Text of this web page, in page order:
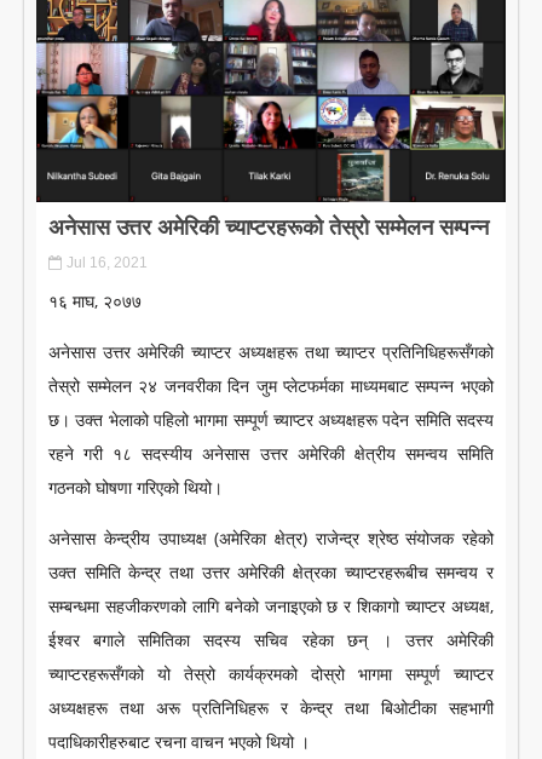
MEMBERS
EVENTS
NEWS
PUBLICATIONS
AWARDS
GALLERY
अनेसास उत्तर अमेरिकी च्याप्टरहरूको तेस्रो सम्मेलन सम्पन्न
Jul 16, 2021
१६ माघ, २०७७
अनेसास उत्तर अमेरिकी च्याप्टर अध्यक्षहरू तथा च्याप्टर प्रतिनिधिहरूसँगको
तेस्रो सम्मेलन २४ जनवरीका दिन जुम प्लेटफर्मका माध्यमबाट सम्पन्न भएको
छ। उक्त भेलाको पहिलो भागमा सम्पूर्ण च्याप्टर अध्यक्षहरू पदेन समिति सदस्य
रहने गरी १८ सदस्यीय अनेसास उत्तर अमेरिकी क्षेत्रीय समन्वय समिति
गठनको घोषणा गरिएको थियो।
अनेसास केन्द्रीय उपाध्यक्ष (अमेरिका क्षेत्र) राजेन्द्र श्रेष्ठ संयोजक रहेको
उक्त समिति केन्द्र तथा उत्तर अमेरिकी क्षेत्रका च्याप्टरहरूबीच समन्वय र
सम्बन्धमा सहजीकरणको लागि बनेको जनाइएको छ र शिकागो च्याप्टर अध्यक्ष,
ईश्वर बगाले समितिका सदस्य सचिव रहेका छन् । उत्तर अमेरिकी
च्याप्टरहरूसँगको यो तेस्रो कार्यक्रमको दोस्रो भागमा सम्पूर्ण च्याप्टर
अध्यक्षहरू तथा अरू प्रतिनिधिहरू र केन्द्र तथा बिओटीका सहभागी
पदाधिकारीहरुबाट रचना वाचन भएको थियो ।